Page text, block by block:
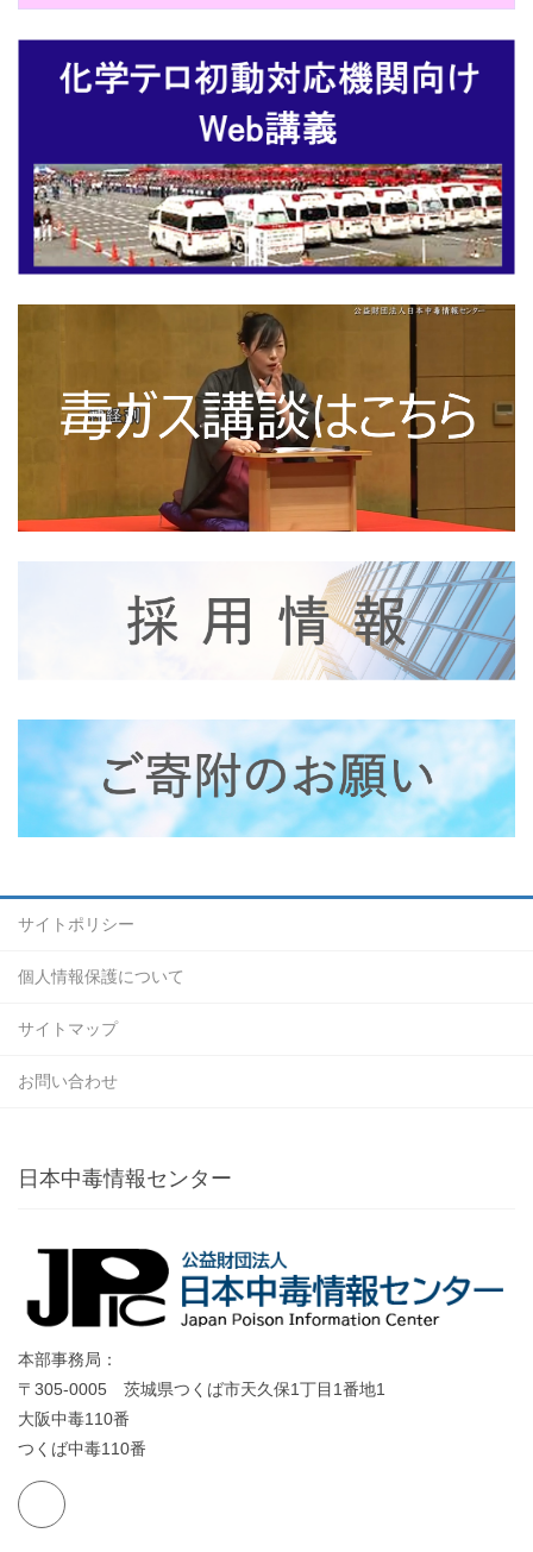
サイトポリシー
個人情報保護について
サイトマップ
お問い合わせ
日本中毒情報センター
本部事務局：
〒305-0005 茨城県つくば市天久保1丁目1番地1
大阪中毒110番
つくば中毒110番